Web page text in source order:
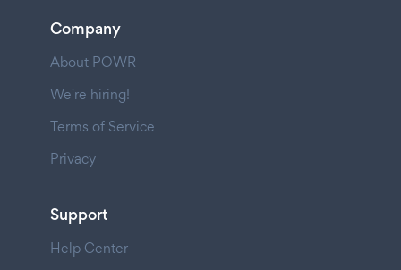
Company
About POWR
We're hiring!
Terms of Service
Privacy
Support
Help Center